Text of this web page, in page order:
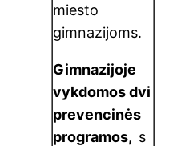
miesto
gimnazijoms.
Gimnazijoje
vykdomos dvi
prevencinės
programos, s